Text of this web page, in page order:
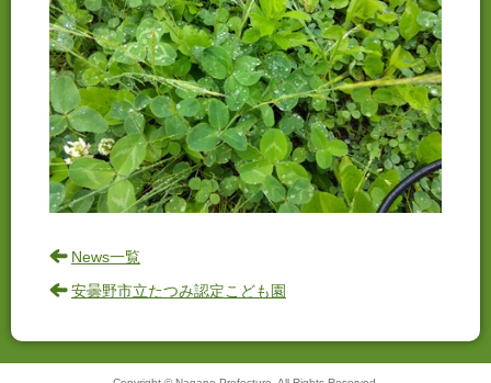
News一覧
安曇野市立たつみ認定こども園